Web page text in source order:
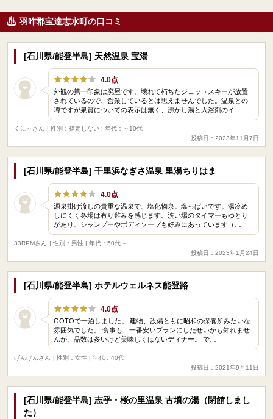
羽咋郡宝達志水町の口コミ
[石川県/能登半島] 天然温泉 宝湯
4.0点
外観の第一印象は廃屋です。壊れて朽ちたジェットスキーが放置
されているので、営業しているとは思えませんでした。温泉との
噂ですが泉質についての表示は無く、沸かし湯と入浴剤のイ…
くに～さん
| 性別：指定しない | 年代：～10代
投稿日：2023年11月7日
[石川県/能登半島] 千里浜なぎさ温泉 里湯ちりはま
4.0点
源泉掛け流しの貴重な温泉で、塩化物泉。塩っぱいです。湯冷め
しにくく冬場は有り難みを感じます。洗い場のタイマーもゆとり
があり、シャンプーやボディソープも好みにあっています（…
33RPMさん
| 性別：男性 | 年代：50代～
投稿日：2023年1月24日
[石川県/能登半島] ホテルウェルネス能登路
4.0点
GOTOで一泊しました。 建物、設備ともに昭和の保養所みたいな
雰囲気でした。 食事も…一番安いプランにしたせいかも知れませ
んが、品数は多いけど美味しくはないディナー。 で…
げんげんさん
| 性別：女性 | 年代：40代
投稿日：2021年9月11日
[石川県/能登半島] 志乎・桜の里温泉 古墳の湯（閉館しまし
た）